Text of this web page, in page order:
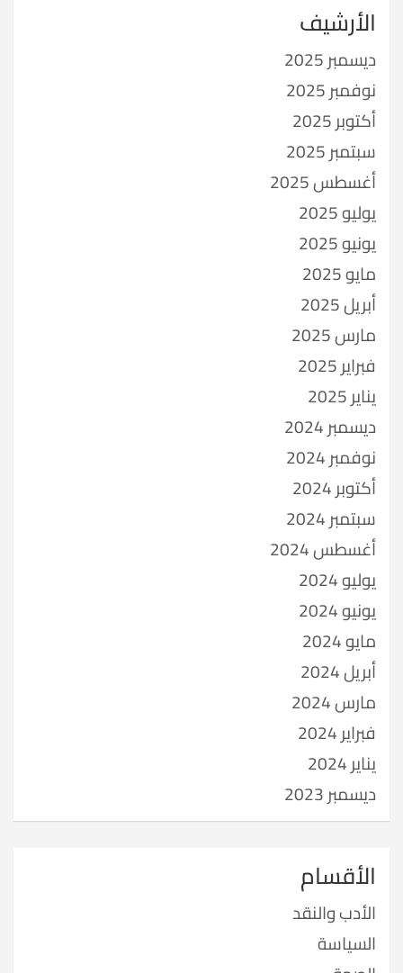
الأرشيف
ديسمبر 2025
نوفمبر 2025
أكتوبر 2025
سبتمبر 2025
أغسطس 2025
يوليو 2025
يونيو 2025
مايو 2025
أبريل 2025
مارس 2025
فبراير 2025
يناير 2025
ديسمبر 2024
نوفمبر 2024
أكتوبر 2024
سبتمبر 2024
أغسطس 2024
يوليو 2024
يونيو 2024
مايو 2024
أبريل 2024
مارس 2024
فبراير 2024
يناير 2024
ديسمبر 2023
الأقسام
الأدب والنقد
السياسة